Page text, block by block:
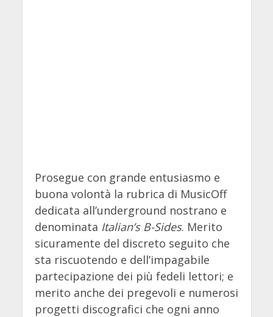
Prosegue con grande entusiasmo e
buona volontà la rubrica di MusicOff
dedicata all’underground nostrano e
denominata Italian’s B-Sides. Merito
sicuramente del discreto seguito che
sta riscuotendo e dell’impagabile
partecipazione dei più fedeli lettori; e
merito anche dei pregevoli e numerosi
progetti discografici che ogni anno